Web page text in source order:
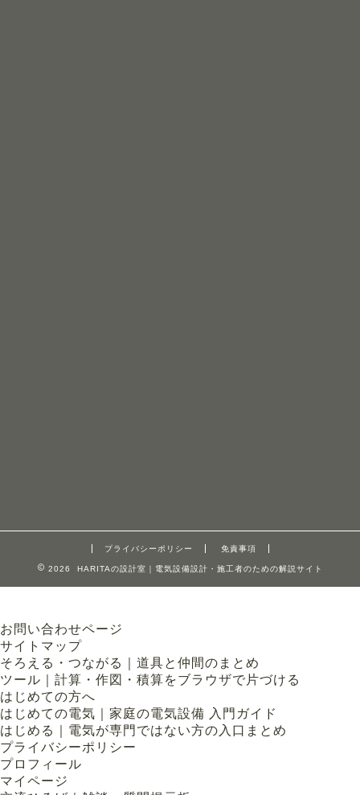
プライバシーポリシー 免責事項
2026 HARITAの設計室｜電気設備設計・施工者のための解説サイト
お問い合わせページ
サイトマップ
そろえる・つながる｜道具と仲間のまとめ
ツール｜計算・作図・積算をブラウザで片づける
はじめての方へ
はじめての電気｜家庭の電気設備 入門ガイド
はじめる｜電気が専門ではない方の入口まとめ
プライバシーポリシー
プロフィール
マイページ